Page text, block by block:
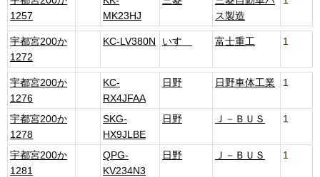
1257
MK23HJ
ス製造
宇都宮200か
1272
KC-LV380N いすゞ 富士重工 1
宇都宮200か
1276
KC-
RX4JFAA
日野 日野車体工業 1
宇都宮200か
1278
SKG-
HX9JLBE
日野 Ｊ－ＢＵＳ 1
宇都宮200か
1281
QPG-
KV234N3
日野 Ｊ－ＢＵＳ 1